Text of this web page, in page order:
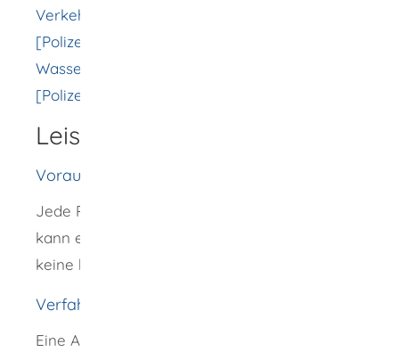
Verkehrspolizeiinspektion Zimmern o.R.
[Polizeipräsidium Konstanz]
Wasserschutzpolizeidirektion
[Polizeipräsidium Einsatz]
Leistungsdetails
Voraussetzungen
Jede Person, die Kenntnis einer Straftat hat,
kann eine Anzeige aufgeben. Sie müssen
keine bestimmten Voraussetzungen erfüllen.
Verfahrensablauf
Eine Anzeige kann online, schriftlich,